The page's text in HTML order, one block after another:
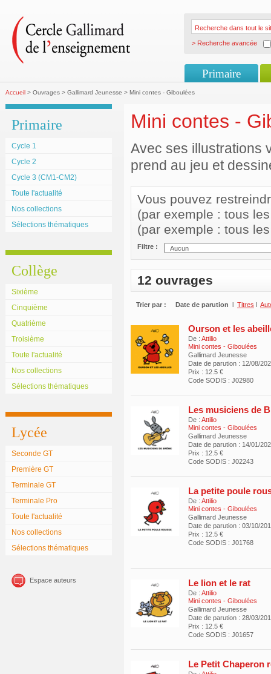
> Recherche avancée
Primaire
Accueil > Ouvrages > Gallimard Jeunesse > Mini contes - Giboulées
Primaire
Cycle 1
Cycle 2
Cycle 3 (CM1-CM2)
Toute l'actualité
Nos collections
Sélections thématiques
Collège
Sixième
Cinquième
Quatrième
Troisième
Toute l'actualité
Nos collections
Sélections thématiques
Lycée
Seconde GT
Première GT
Terminale GT
Terminale Pro
Toute l'actualité
Nos collections
Sélections thématiques
Espace auteurs
Mini contes -
Avec ses illustrations
prend au jeu et
Vous pouvez
(par exemple : tous
(par exemple : tous
Filtre :
12 ouvrages
Trier par : Date de parution l Titres l
Ourson et les
De : Attilio
Mini contes - Giboulées
Gallimard Jeunesse
Date de parution : 12/08/
Prix : 12.5 €
Code SODIS : J02980
Les musiciens de
De : Attilio
Mini contes - Giboulées
Gallimard Jeunesse
Date de parution : 14/01/
Prix : 12.5 €
Code SODIS : J02243
La petite poule
De : Attilio
Mini contes - Giboulées
Gallimard Jeunesse
Date de parution : 03/10/
Prix : 12.5 €
Code SODIS : J01768
Le lion et le rat
De : Attilio
Mini contes - Giboulées
Gallimard Jeunesse
Date de parution : 28/03/
Prix : 12.5 €
Code SODIS : J01657
Le Petit Chaperon